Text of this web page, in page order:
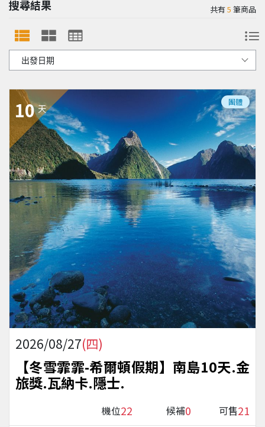
搜尋結果 共有5 筆商品
10 天
團體
2026/08/27(四)
【冬雪霏霏-希爾頓假期】南島10天.金
旅獎.瓦納卡.隱士.
機位22 候補0 可售21